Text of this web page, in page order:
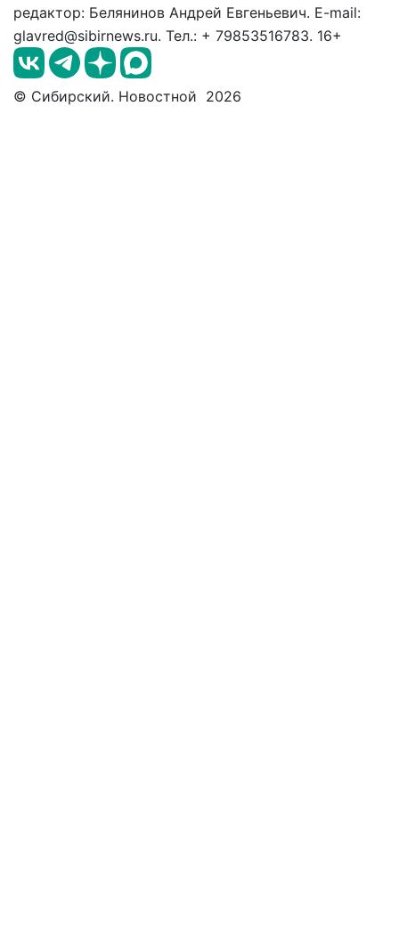
редактор: Белянинов Андрей Евгеньевич. E-mail:
glavred@sibirnews.ru. Тел.: + 79853516783. 16+
© Сибирский. Новостной 2026